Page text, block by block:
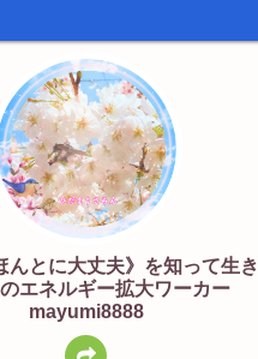
んとに大丈夫》を知って生き
エネルギー拡大ワーカー
mayumi8888